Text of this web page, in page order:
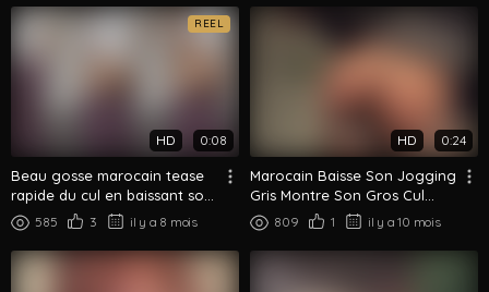
REEL
HD 0:08
Beau gosse marocain tease
rapide du cul en baissant son
short - Gros plan
585 3 il y a 8 mois
HD 0:24
Marocain Baisse Son Jogging
Gris Montre Son Gros Cul
Rond De Dos
809 1 il y a 10 mois